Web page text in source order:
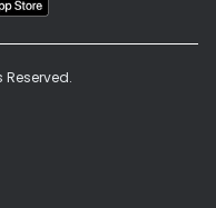
Reserved.